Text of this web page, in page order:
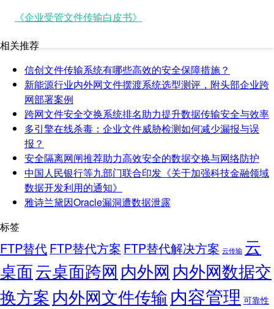
《企业受管文件传输白皮书》
相关推荐
信创文件传输系统有哪些高效的安全保障措施？
新能源行业内外网文件摆渡系统选型测评，附头部企业跨
网部署案例
跨网文件安全交换系统排名助力提升数据传输安全与效率
多引擎在线杀毒：企业文件威胁检测如何减少漏报与误
报？
安全隔离网闸推荐助力高效安全的数据交换与网络防护
中国人民银行等九部门联合印发《关于加强科技金融领域
数据开发利用的通知》
雅诗兰黛因Oracle漏洞遭数据泄露
标签
FTP替代FTP替代方案 FTP替代解决方案 云传输 云
桌面云桌面跨网 内外网 内外网数据交
换方案内外网文件传输内容管理 可靠性